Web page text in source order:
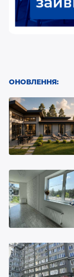
ОНОВЛЕННЯ: